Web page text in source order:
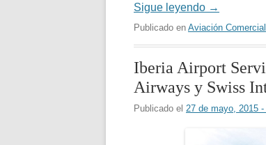
Sigue leyendo →
Publicado en Aviación Comercial
Iberia Airport
Airways y Swiss
Publicado el 27 de mayo, 2015